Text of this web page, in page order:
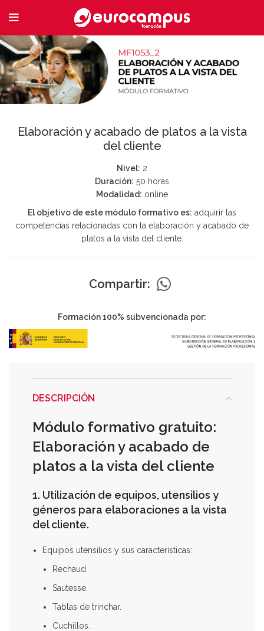
Elaboración y acabado de platos a la vista
del cliente
Nivel: 2
Duración: 50 horas
Modalidad: online
El objetivo de este módulo formativo es: adquirir las
competencias relacionadas con la elaboración y acabado de
platos a la vista del cliente.
Compartir:
Formación 100% subvencionada por:
DESCRIPCIÓN
Módulo formativo gratuito:
Elaboración y acabado de
platos a la vista del cliente
1. Utilización de equipos, utensilios y
géneros para elaboraciones a la vista
del cliente.
Equipos utensilios y sus características:
Rechaud.
Sautesse.
Tablas de trinchar.
Cuchillos.